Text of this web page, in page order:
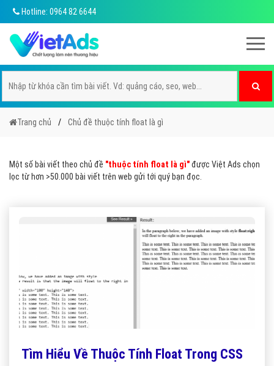
Hotline: 0964 82 6644
Trang chủ Chủ đề thuộc tính float là gì
Một số bài viết theo chủ đề "thuộc tính float là gì"được Việt Ads chọn
lọc từ hơn >50.000 bài viết trên web gửi tới quý bạn đọc.
Tìm Hiểu Về Thuộc Tính Float Trong CSS